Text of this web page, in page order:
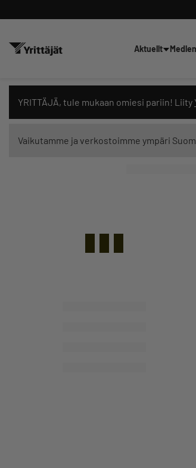
Aktuellt
YRITTÄJÄ, tule mukaan omiesi pariin! Liity
Vaikutamme ja verkostoimme ympäri
Sök nyheter,